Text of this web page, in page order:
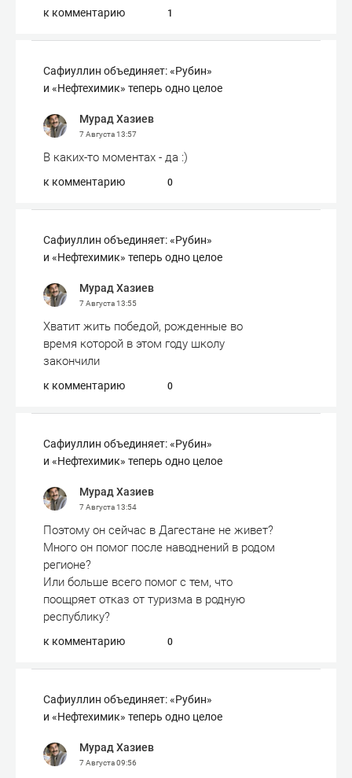
к комментарию 1
Сафиуллин объединяет: «Рубин»
и «Нефтехимик» теперь одно целое
Мурад Хазиев
7 Августа13:57
В каких-то моментах - да :)
к комментарию 0
Сафиуллин объединяет: «Рубин»
и «Нефтехимик» теперь одно целое
Мурад Хазиев
7 Августа13:55
Хватит жить победой, рожденные во
время которой в этом году школу
закончили
к комментарию 0
Сафиуллин объединяет: «Рубин»
и «Нефтехимик» теперь одно целое
Мурад Хазиев
7 Августа13:54
Поэтому он сейчас в Дагестане не живет?
Много он помог после наводнений в родом
регионе?
Или больше всего помог с тем, что
поощряет отказ от туризма в родную
республику?
к комментарию 0
Сафиуллин объединяет: «Рубин»
и «Нефтехимик» теперь одно целое
Мурад Хазиев
7 Августа09:56